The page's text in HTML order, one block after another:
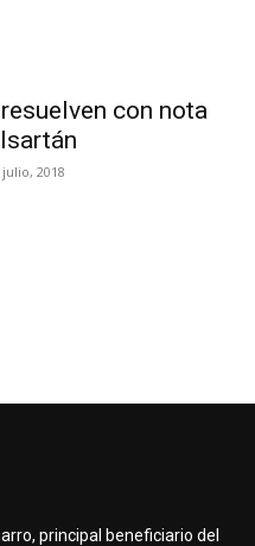
con nota
julio, 2018
principal beneficiario del